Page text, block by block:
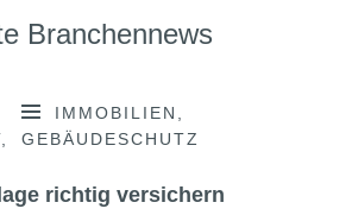
Branchennews
IMMOBILIEN
GEBÄUDESCHUTZ
richtig versichern